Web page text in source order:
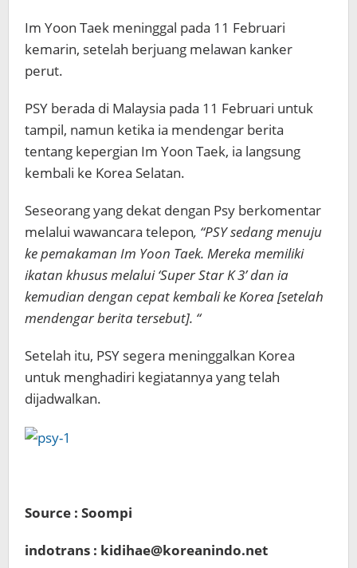
Im Yoon Taek meninggal pada 11 Februari
kemarin, setelah berjuang melawan kanker
perut.
PSY berada di Malaysia pada 11 Februari untuk
tampil, namun ketika ia mendengar berita
tentang kepergian Im Yoon Taek, ia langsung
kembali ke Korea Selatan.
Seseorang yang dekat dengan Psy berkomentar
melalui wawancara telepon, “PSY sedang menuju
ke pemakaman Im Yoon Taek. Mereka memiliki
ikatan khusus melalui ‘Super Star K 3’ dan ia
kemudian dengan cepat kembali ke Korea [setelah
mendengar berita tersebut]. “
Setelah itu, PSY segera meninggalkan Korea
untuk menghadiri kegiatannya yang telah
dijadwalkan.
Source : Soompi
indotrans : kidihae@koreanindo.net